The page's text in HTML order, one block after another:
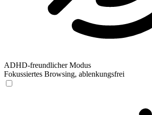
ADHD-freundlicher Modus
Fokussiertes Browsing, ablenkungsfrei